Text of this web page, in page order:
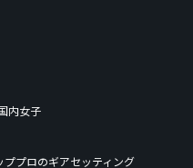
内女子
ププロのギアセッティング